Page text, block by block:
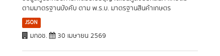
ตามมาตรฐานบังคับ ตาม พ.ร.บ. มาตรฐานสินค้าเกษตร
JSON
มกอช. 30 เมษายน 2569